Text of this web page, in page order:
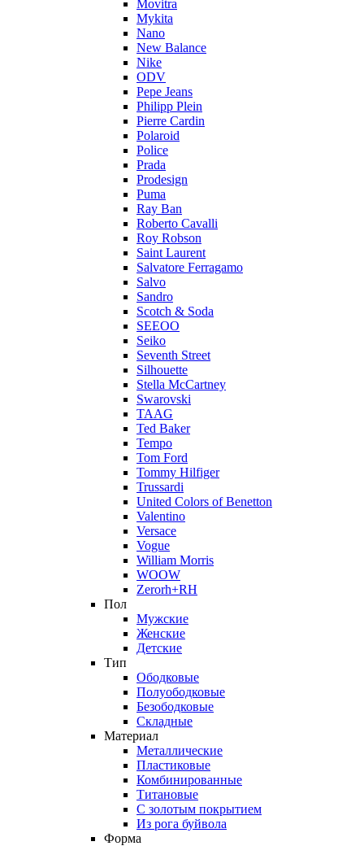
Movitra
Mykita
Nano
New Balance
Nike
ODV
Pepe Jeans
Philipp Plein
Pierre Cardin
Polaroid
Police
Prada
Prodesign
Puma
Ray Ban
Roberto Cavalli
Roy Robson
Saint Laurent
Salvatore Ferragamo
Salvo
Sandro
Scotch & Soda
SEEOO
Seiko
Seventh Street
Silhouette
Stella McCartney
Swarovski
TAAG
Ted Baker
Tempo
Tom Ford
Tommy Hilfiger
Trussardi
United Colors of Benetton
Valentino
Versace
Vogue
William Morris
WOOW
Zerorh+RH
Пол
Мужские
Женские
Детские
Тип
Ободковые
Полуободковые
Безободковые
Складные
Материал
Металлические
Пластиковые
Комбинированные
Титановые
С золотым покрытием
Из рога буйвола
Форма